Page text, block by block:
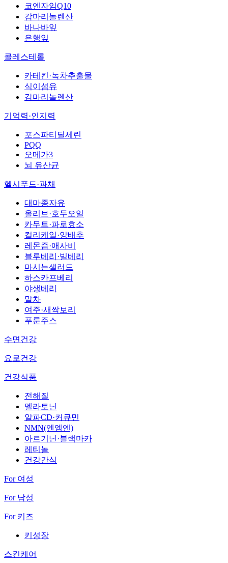
코엔자임Q10
감마리놀렌산
바나바잎
은행잎
콜레스테롤
카테킨·녹차추출물
식이섬유
감마리놀렌산
기억력·인지력
포스파티딜세린
PQQ
오메가3
뇌 유산균
헬시푸드·과채
대마종자유
올리브·호두오일
카무트·파로효소
컬리케일·양배추
레몬즙·애사비
블루베리·빌베리
마시는샐러드
하스카프베리
야생베리
말차
여주·새싹보리
푸룬주스
수면건강
요로건강
건강식품
전해질
멜라토닌
알파CD·커큐민
NMN(엔엠엔)
아르기닌·블랙마카
레티놀
건강간식
For 여성
For 남성
For 키즈
키성장
스킨케어